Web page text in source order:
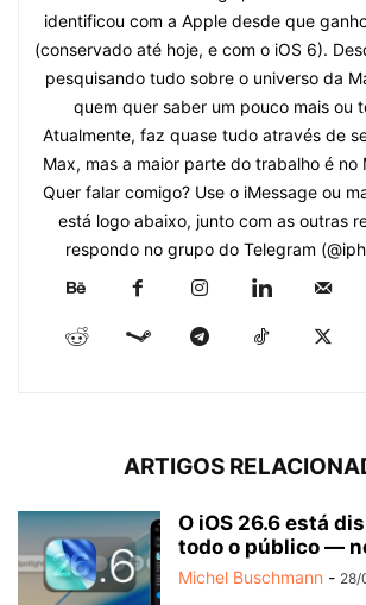
identificou com a Apple desde que
(conservado até hoje, e com o iOS 6).
pesquisando tudo sobre o universo da
quem quer saber um pouco mais ou
Atualmente, faz quase tudo através de
Max, mas a maior parte do trabalho é no
Quer falar comigo? Use o iMessage ou
está logo abaixo, junto com as outras
respondo no grupo do Telegram
ARTIGOS
O iOS 26.6 está
todo o público —
Michel Buschmann - 28/